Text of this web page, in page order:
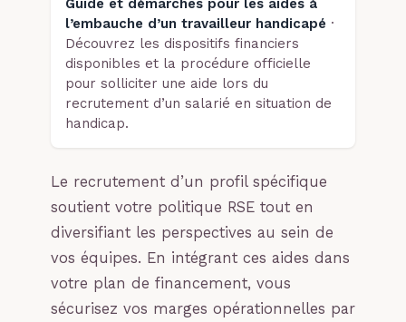
Guide et démarches pour les aides à
l’embauche d’un travailleur handicapé ·
Découvrez les dispositifs financiers
disponibles et la procédure officielle
pour solliciter une aide lors du
recrutement d’un salarié en situation de
handicap.
Le recrutement d’un profil spécifique
soutient votre politique RSE tout en
diversifiant les perspectives au sein de
vos équipes. En intégrant ces aides dans
votre plan de financement, vous
sécurisez vos marges opérationnelles par